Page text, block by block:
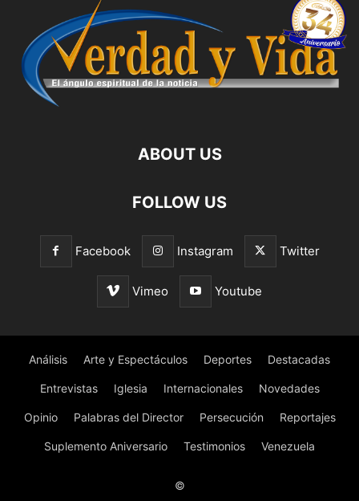
ABOUT US
FOLLOW US
Facebook Instagram Twitter
Vimeo Youtube
Análisis Arte y Espectáculos Deportes Destacadas
Entrevistas Iglesia Internacionales Novedades
Opinio Palabras del Director Persecución Reportajes
Suplemento Aniversario Testimonios Venezuela
©